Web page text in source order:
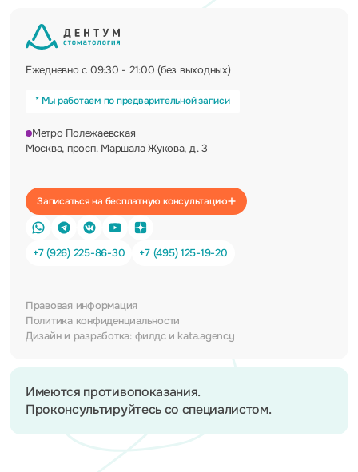
Ежедневно с 09:30 - 21:00 (без выходных)
* Мы работаем по предварительной записи
Записаться на бесплатную консультацию
+7 (926) 225-86-30 +7 (495) 125-19-20
Метро Полежаевская
Москва, просп. Маршала Жукова, д. 3
Правовая информация
Политика конфиденциальности
Дизайн и разработка: филдси kata.agency
Имеются противопоказания.
Проконсультируйтесь со специалистом.